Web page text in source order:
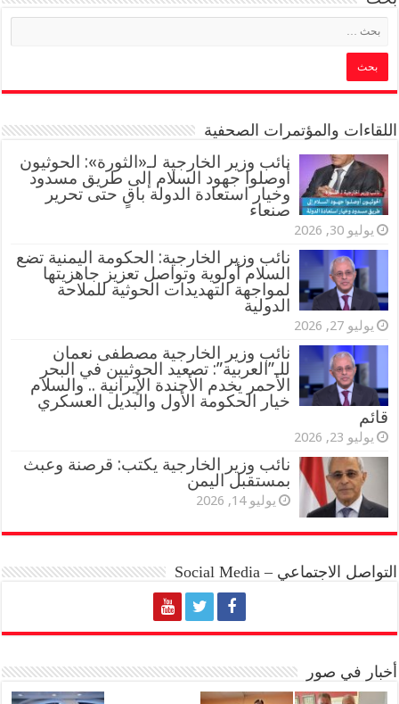
اللقاءات والمؤتمرات الصحفية
‏نائب وزير الخارجية لـ«الثورة»: الحوثيون
أوصلوا جهود السلام إلى طريق مسدود
وخيار استعادة الدولة باقٍ حتى تحرير
صنعاء
يوليو 30, 2026
نائب وزير الخارجية: الحكومة اليمنية تضع
السلام أولوية وتواصل تعزيز جاهزيتها
لمواجهة التهديدات الحوثية للملاحة
الدولية
يوليو 27, 2026
نائب وزير الخارجية مصطفى نعمان
للـ”العربية”: تصعيد الحوثيين في البحر
الأحمر يخدم الأجندة الإيرانية .. والسلام
خيار الحكومة الأول والبديل العسكري
قائم
يوليو 23, 2026
نائب وزير الخارجية يكتب: قرصنة وعبث
بمستقبل اليمن
يوليو 14, 2026
التواصل الاجتماعي – Social Media
أخبار في صور